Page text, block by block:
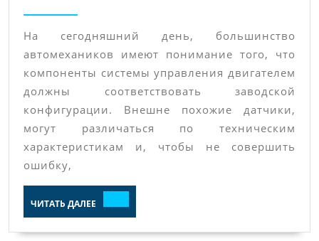
На сегодняшний день, большинство
автомехаников имеют понимание того, что
компоненты системы управления двигателем
должны соответствовать заводской
конфигурации. Внешне похожие датчики,
могут различаться по техническим
характеристикам и, чтобы не совершить
ошибку,
ЧИТАТЬ ДАЛЕЕ ДАЛЕЕ